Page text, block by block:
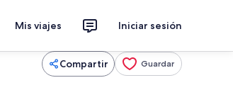
Mis viajes Iniciar sesión
Compartir Guardar